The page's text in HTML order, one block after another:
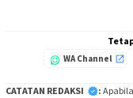
WA Channel
CATATAN REDAKSI :